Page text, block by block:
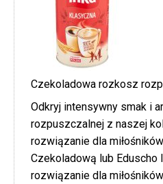
Czekoladowa rozkosz
Odkryj intensywny smak i
rozpuszczalnej z naszej
rozwiązanie dla
Czekoladową lub Eduscho
rozwiązanie dla